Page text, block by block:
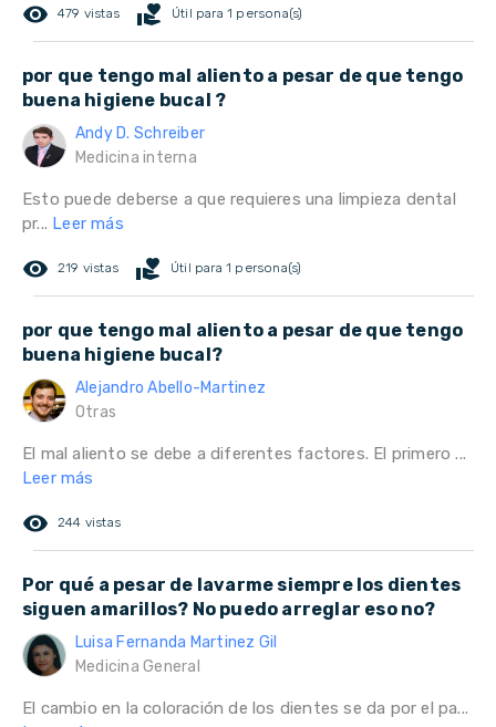
remove_red_eye 479 vistas volunteer_activism Útil para 1 persona(s)
por que tengo mal aliento a pesar de que tengo
buena higiene bucal ?
Andy D. Schreiber
Medicina interna
Esto puede deberse a que requieres una limpieza dental
pr... Leer más
remove_red_eye 219 vistas volunteer_activism Útil para 1 persona(s)
por que tengo mal aliento a pesar de que tengo
buena higiene bucal?
Alejandro Abello-Martinez
Otras
El mal aliento se debe a diferentes factores. El primero ...
Leer más
remove_red_eye 244 vistas
Por qué a pesar de lavarme siempre los dientes
siguen amarillos? No puedo arreglar eso no?
Luisa Fernanda Martinez Gil
Medicina General
El cambio en la coloración de los dientes se da por el pa...